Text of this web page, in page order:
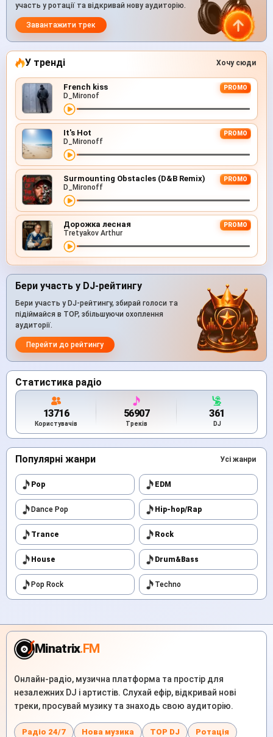
участь у ротації та відкривай нову аудиторію.
Завантажити трек
У тренді Хочу сюди
French kiss PROMO
D_Mironof
It's Hot PROMO
D_Mironoff
Surmounting Obstacles (D&B Remix) PROMO
D_Mironoff
Дорожка лесная PROMO
Tretyakov Arthur
Бери участь у DJ-рейтингу
Бери участь у DJ-рейтингу, збирай голоси та
підіймайся в TOP, збільшуючи охоплення
аудиторії.
Перейти до рейтингу
Статистика радіо
13716
Користувачів
56907
Треків
361
DJ
Популярні жанри Усі жанри
Pop EDM
Dance Pop Hip-hop/Rap
Trance Rock
House Drum&Bass
Pop Rock Techno
Minatrix.FM
Онлайн-радіо, музична платформа та простір для
незалежних DJ і артистів. Слухай ефір, відкривай нові
треки, просувай музику та знаходь свою аудиторію.
Радіо 24/7 Нова музика TOP DJ Ротація